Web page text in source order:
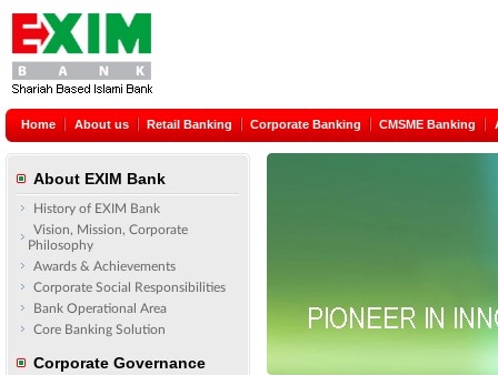
Home About us Retail Banking Corporate Banking CMSME Banking
About EXIM Bank
History of EXIM Bank
Vision, Mission, Corporate
Philosophy
Awards & Achievements
Corporate Social Responsibilities
Bank Operational Area
Core Banking Solution
Corporate Governance